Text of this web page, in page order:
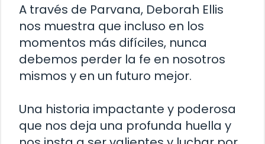
A través de Parvana, Deborah Ellis
nos muestra que incluso en los
momentos más difíciles, nunca
debemos perder la fe en nosotros
mismos y en un futuro mejor.
Una historia impactante y poderosa
que nos deja una profunda huella y